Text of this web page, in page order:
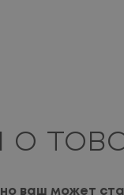
о
ваш может